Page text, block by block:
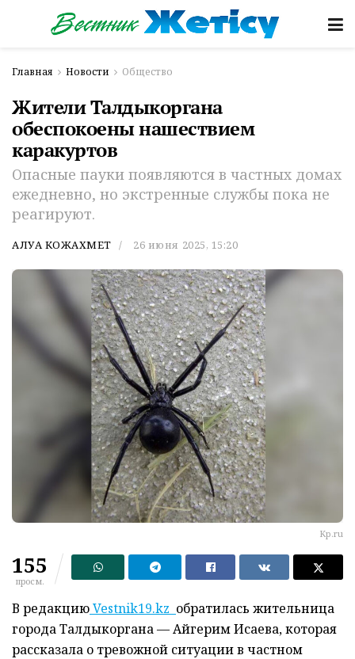
Главная Новости Общество
Жители Талдыкоргана
обеспокоены нашествием
каракуртов
Опасные пауки появляются в частных домах
ежедневно, но экстренные службы пока не
реагируют.
АЛУА КОЖАХМЕТ 26 июня 2025, 15:20
Kp.ru
155
просм.
В редакциюVestnik19.kz обратилась жительница
города Талдыкоргана — Айгерим Исаева, которая
рассказала о тревожной ситуации в частном